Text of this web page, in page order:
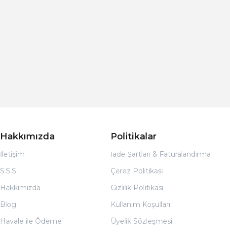
Hakkımızda
İletişim
S.S.S
Hakkımızda
Blog
Havale ile Ödeme
Politikalar
İade Şartları & Faturalandırma
Çerez Politikası
Gizlilik Politikası
Kullanım Koşulları
Üyelik Sözleşmesi